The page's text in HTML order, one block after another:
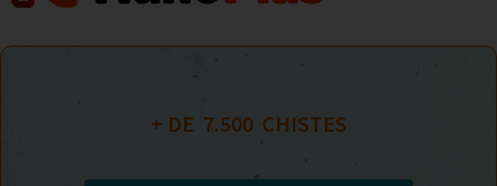
+ DE 7.500
  CHISTES